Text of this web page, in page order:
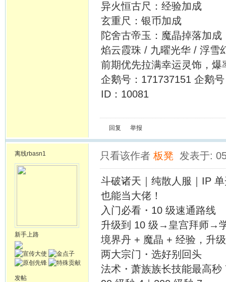
异火恒古尺：经验加成
玄重尺：银币加成
陀舍古帝玉：魔晶掉落加成
焰云霞珠 / 九曜光华 / 浮雪
前期优先拉满幸运灵饰，爆
企鹅号：171737151 企鹅
ID：10081
回复 举报
离线rbasn1
新手上路
发帖
只看该作者 板凳 发表于:
斗破诸天｜纯散人服｜IP
也能当大佬！
入门必看・10 级速通路线
升级到 10 级→皇宫拜师→
境界丹 + 魔晶 + 经验，升
两大宗门・选好别回头
法术・萧族族长技能最高